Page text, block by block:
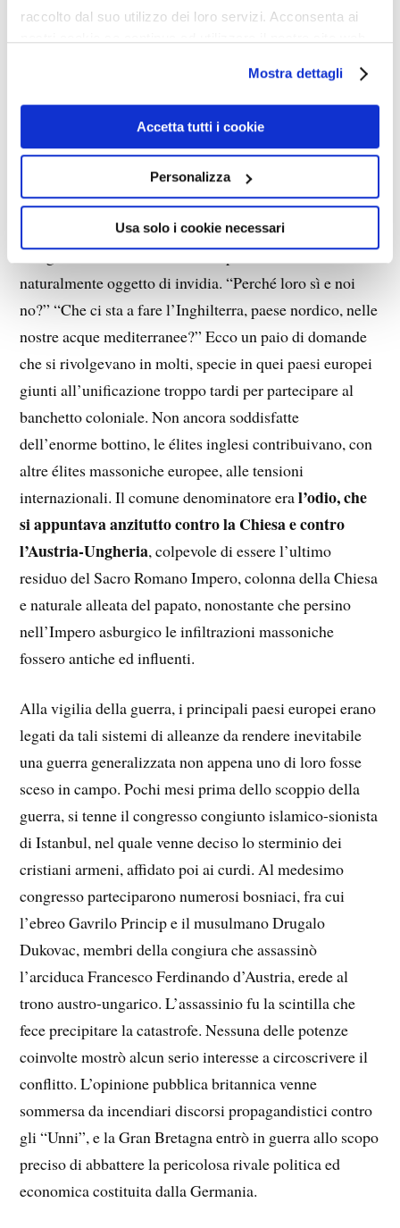
raccolto dal suo utilizzo dei loro servizi. Acconsenta ai
Mostra dettagli
Accetta tutti i cookie
Personalizza
Usa solo i cookie necessari
“progresso” appariva inarrestabile, l’ottimismo era di
prammatica, di Dio non si sentiva alcun bisogno, il
futuro prometteva pace, prosperità, ricchi premi e
catastrofe. Un primo assaggio fu, nel 1912, il disastro
del Titanic, il transatlantico “inaffondabile” che portava
il nome dei ribelli a Zeus e recava la scritta: “Nemmeno
Dio può affondarmi”. Due anni dopo iniziò l’apocalisse.
L’Inghilterra al vertice della sua potenza era
naturalmente oggetto di invidia. “Perché loro sì e noi
no?” “Che ci sta a fare l’Inghilterra, paese nordico, nelle
nostre acque mediterranee?” Ecco un paio di domande
che si rivolgevano in molti, specie in quei paesi europei
giunti all’unificazione troppo tardi per partecipare al
banchetto coloniale. Non ancora soddisfatte
dell’enorme bottino, le élites inglesi contribuivano, con
altre élites massoniche europee, alle tensioni
internazionali. Il comune denominatore eral’odio, che
si appuntava anzitutto contro la Chiesa e contro
l’Austria-Ungheria, colpevole di essere l’ultimo
residuo del Sacro Romano Impero, colonna della Chiesa
e naturale alleata del papato, nonostante che persino
nell’Impero asburgico le infiltrazioni massoniche
fossero antiche ed influenti.
Alla vigilia della guerra, i principali paesi europei erano
legati da tali sistemi di alleanze da rendere inevitabile
una guerra generalizzata non appena uno di loro fosse
sceso in campo. Pochi mesi prima dello scoppio della
guerra, si tenne il congresso congiunto islamico-sionista
di Istanbul, nel quale venne deciso lo sterminio dei
cristiani armeni, affidato poi ai curdi. Al medesimo
congresso parteciparono numerosi bosniaci, fra cui
l’ebreo Gavrilo Princip e il musulmano Drugalo
Dukovac, membri della congiura che assassinò
l’arciduca Francesco Ferdinando d’Austria, erede al
trono austro-ungarico. L’assassinio fu la scintilla che
fece precipitare la catastrofe. Nessuna delle potenze
coinvolte mostrò alcun serio interesse a circoscrivere il
conflitto. L’opinione pubblica britannica venne
sommersa da incendiari discorsi propagandistici contro
gli “Unni”, e la Gran Bretagna entrò in guerra allo scopo
preciso di abbattere la pericolosa rivale politica ed
economica costituita dalla Germania.